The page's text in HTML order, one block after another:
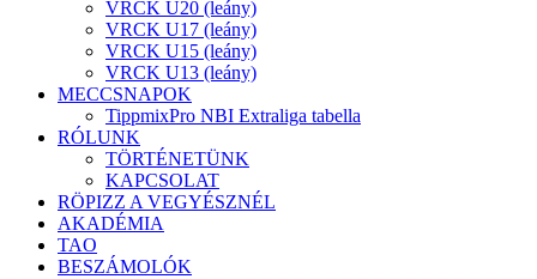
VRCK U20 (leány)
VRCK U17 (leány)
VRCK U15 (leány)
VRCK U13 (leány)
MECCSNAPOK
TippmixPro NBI Extraliga tabella
RÓLUNK
TÖRTÉNETÜNK
KAPCSOLAT
RÖPIZZ A VEGYÉSZNÉL
AKADÉMIA
TAO
BESZÁMOLÓK